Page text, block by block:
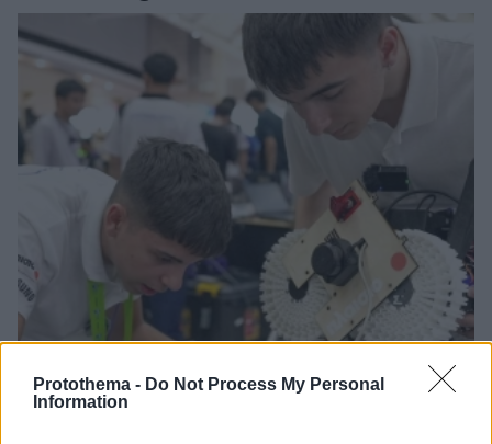
Protothema - Do Not Process My Personal
Information